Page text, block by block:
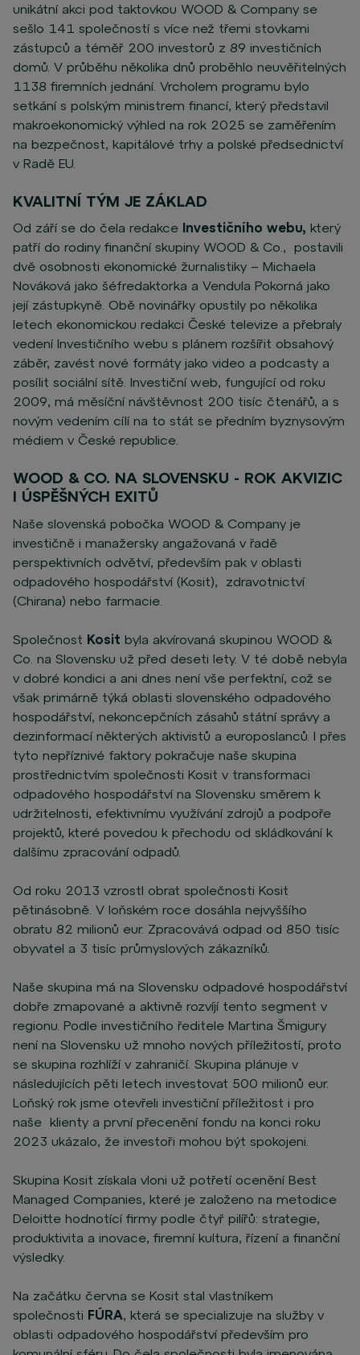
unikátní akci pod taktovkou WOOD & Company se
sešlo 141 společností s více než třemi stovkami
zástupců a téměř 200 investorů z 89 investičních
domů. V průběhu několika dnů proběhlo neuvěřitelných
1138 firemních jednání. Vrcholem programu bylo
setkání s polským ministrem financí, který představil
makroekonomický výhled na rok 2025 se zaměřením
na bezpečnost, kapitálové trhy a polské předsednictví
v Radě EU.
KVALITNÍ TÝM JE ZÁKLAD
Od září se do čela redakce Investičního webu, který
patří do rodiny finanční skupiny WOOD & Co., postavili
dvě osobnosti ekonomické žurnalistiky – Michaela
Nováková jako šéfredaktorka a Vendula Pokorná jako
její zástupkyně. Obě novinářky opustily po několika
letech ekonomickou redakci České televize a přebraly
vedení Investičního webu s plánem rozšířit obsahový
záběr, zavést nové formáty jako video a podcasty a
posílit sociální sítě. Investiční web, fungující od roku
2009, má měsíční návštěvnost 200 tisíc čtenářů, a s
novým vedením cílí na to stát se předním byznysovým
médiem v České republice.
WOOD & CO. NA SLOVENSKU - ROK AKVIZIC
I ÚSPĚŠNÝCH EXITŮ
Naše slovenská pobočka WOOD & Company je
investičně i manažersky angažovaná v řadě
perspektivních odvětví, především pak v oblasti
odpadového hospodářství (Kosit), zdravotnictví
(Chirana) nebo farmacie.
Společnost Kosit byla akvírovaná skupinou WOOD &
Co. na Slovensku už před deseti lety. V té době nebyla
v dobré kondici a ani dnes není vše perfektní, což se
však primárně týká oblasti slovenského odpadového
hospodářství, nekoncepčních zásahů státní správy a
dezinformací některých aktivistů a europoslanců. I přes
tyto nepříznivé faktory pokračuje naše skupina
prostřednictvím společnosti Kosit v transformaci
odpadového hospodářství na Slovensku směrem k
udržitelnosti, efektivnímu využívání zdrojů a podpoře
projektů, které povedou k přechodu od skládkování k
dalšímu zpracování odpadů.
Od roku 2013 vzrostl obrat společnosti Kosit
pětinásobně. V loňském roce dosáhla nejvyššího
obratu 82 milionů eur. Zpracovává odpad od 850 tisíc
obyvatel a 3 tisíc průmyslových zákazníků.
Naše skupina má na Slovensku odpadové hospodářství
dobře zmapované a aktivně rozvíjí tento segment v
regionu. Podle investičního ředitele Martina Šmigury
není na Slovensku už mnoho nových příležitostí, proto
se skupina rozhlíží v zahraničí. Skupina plánuje v
následujících pěti letech investovat 500 milionů eur.
Loňský rok jsme otevřeli investiční příležitost i pro
naše klienty a první přecenění fondu na konci roku
2023 ukázalo, že investoři mohou být spokojeni.
Skupina Kosit získala vloni už potřetí ocenění Best
Managed Companies, které je založeno na metodice
Deloitte hodnotící firmy podle čtyř pilířů: strategie,
produktivita a inovace, firemní kultura, řízení a finanční
výsledky.
Na začátku června se Kosit stal vlastníkem
společnosti FÚRA , která se specializuje na služby v
oblasti odpadového hospodářství především pro